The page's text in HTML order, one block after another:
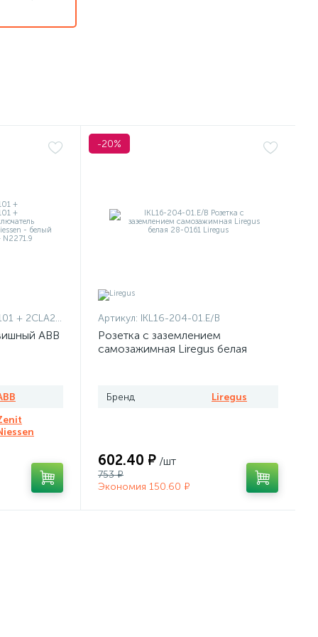
+ 2CLA227190N1001
ABB
-20%
Артикул: IKL16-204-01.E/B
Розетка с заземлением
самозажимная Liregus белая
Бренд Liregus
602.40 ₽ /шт
753 ₽
Экономия 150.60 ₽